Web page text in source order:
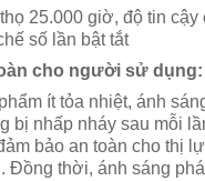
25.000 giờ, độ tin cậy
số lần bật tắt
cho người sử dụng:
ít tỏa nhiệt, ánh
bị nhấp nháy sau mỗi
bảo an toàn cho thị
Đồng thời, ánh sáng